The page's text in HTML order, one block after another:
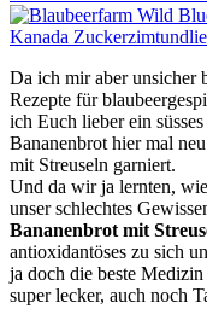
Da ich mir aber unsicher
Rezepte für
ich Euch lieber ein
Bananenbrot hier mal
mit Streuseln garniert.
Und da wir ja lernten,
unser schlechtes
Bananenbrot mit
antioxidantöses zu sich
ja doch die beste
super lecker, auch noch